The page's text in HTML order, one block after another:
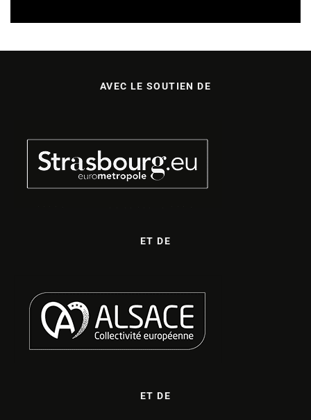
AVEC LE SOUTIEN DE
ET DE
ET DE